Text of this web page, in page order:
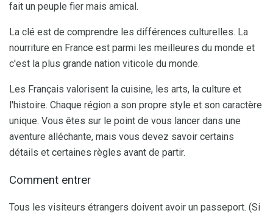
fait un peuple fier mais amical.
La clé est de comprendre les différences culturelles. La
nourriture en France est parmi les meilleures du monde et
c'est la plus grande nation viticole du monde.
Les Français valorisent la cuisine, les arts, la culture et
l'histoire. Chaque région a son propre style et son caractère
unique. Vous êtes sur le point de vous lancer dans une
aventure alléchante, mais vous devez savoir certains
détails et certaines règles avant de partir.
Comment entrer
Tous les visiteurs étrangers doivent avoir un passeport. (Si